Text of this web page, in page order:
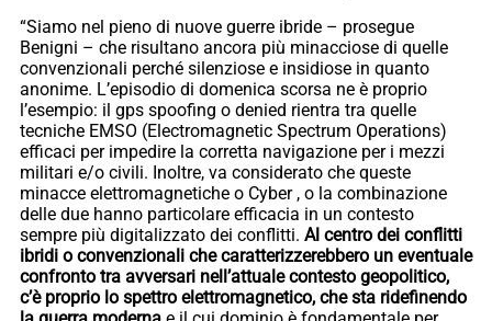
“Siamo nel pieno di nuove guerre ibride – prosegue
Benigni – che risultano ancora più minacciose di quelle
convenzionali perché silenziose e insidiose in quanto
anonime. L’episodio di domenica scorsa ne è proprio
l’esempio: il gps spoofing o denied rientra tra quelle
tecniche EMSO (Electromagnetic Spectrum Operations)
efficaci per impedire la corretta navigazione per i mezzi
militari e/o civili. Inoltre, va considerato che queste
minacce elettromagnetiche o Cyber , o la combinazione
delle due hanno particolare efficacia in un contesto
sempre più digitalizzato dei conflitti. Al centro dei conflitti
ibridi o convenzionali che caratterizzerebbero un eventuale
confronto tra avversari nell’attuale contesto geopolitico,
c’è proprio lo spettro elettromagnetico, che sta ridefinendo